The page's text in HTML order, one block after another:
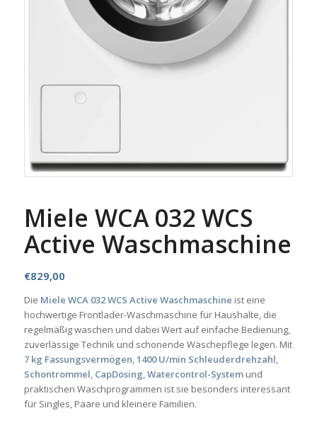
Miele WCA 032 WCS
Active Waschmaschine
€829,00
Die Miele WCA 032 WCS Active Waschmaschine ist eine
hochwertige Frontlader-Waschmaschine für Haushalte, die
regelmäßig waschen und dabei Wert auf einfache Bedienung,
zuverlässige Technik und schonende Wäschepflege legen. Mit
7 kg Fassungsvermögen 1400 U/min Schleuderdrehzahl
Schontrommel CapDosing Watercontrol-Systemund
praktischen Waschprogrammen ist sie besonders interessant
für Singles, Paare und kleinere Familien.